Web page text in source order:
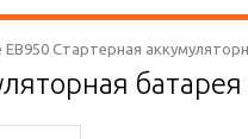
EB950 Стартерная
батарея